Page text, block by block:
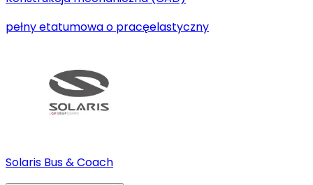
pełny etatumowa o pracęelastyczny
Solaris Bus & Coach